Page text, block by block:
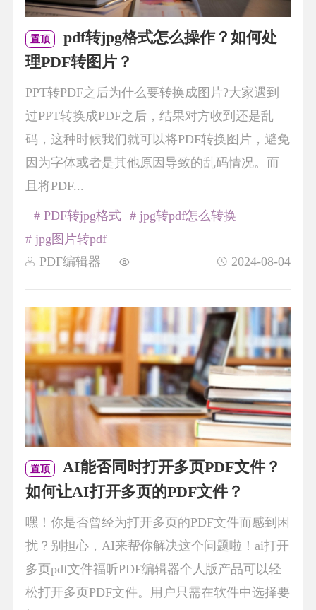
置顶
pdf转jpg格式怎么操作？如何处
理PDF转图片？
PPT转PDF之后为什么要转换成图片?大家遇到
过PPT转换成PDF之后，结果对方收到还是乱
码，这种时候我们就可以将PDF转换图片，避免
因为字体或者是其他原因导致的乱码情况。而
且将PDF...
PDF编辑器 2024-08-04
# PDF转jpg格式
# jpg转pdf怎么转换
# jpg图片转pdf
置顶
AI能否同时打开多页PDF文件？
如何让AI打开多页的PDF文件？
嘿！你是否曾经为打开多页的PDF文件而感到困
扰？别担心，AI来帮你解决这个问题啦！ai打开
多页pdf文件福昕PDF编辑器个人版产品可以轻
松打开多页PDF文件。用户只需在软件中选择要